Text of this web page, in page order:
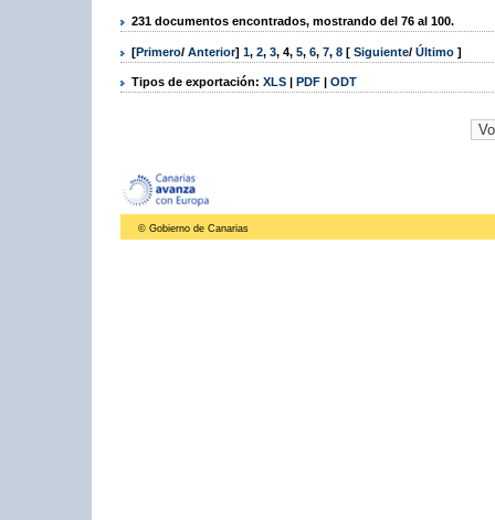
231 documentos encontrados, mostrando del 76 al 100.
[Primero/ Anterior] 1, 2, 3, 4, 5, 6, 7, 8 [ Siguiente/ Último ]
Tipos de exportación: XLS | PDF | ODT
© Gobierno de Canarias